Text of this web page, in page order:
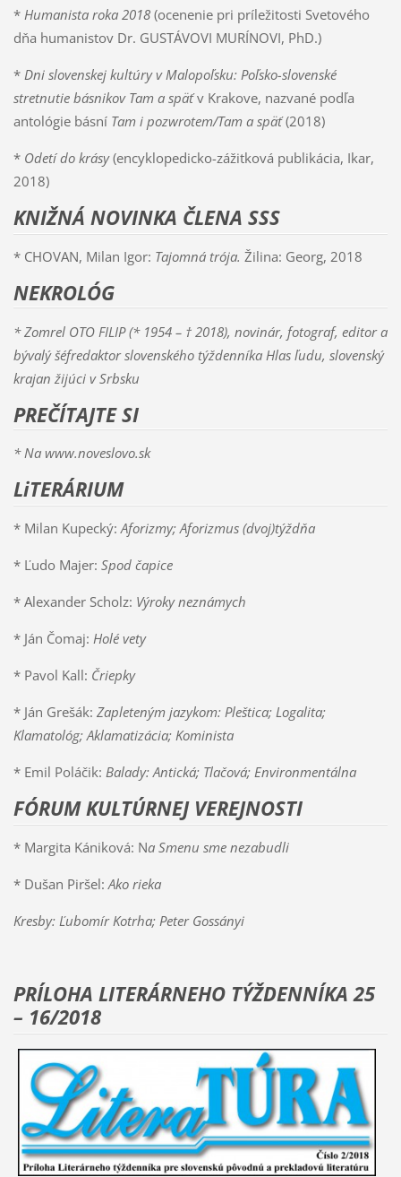
* Humanista roka 2018(ocenenie pri príležitosti Svetového
dňa humanistov Dr. GUSTÁVOVI MURÍNOVI, PhD.)
* Dni slovenskej kultúry v Malopoľsku: Poľsko-slovenské
stretnutie básnikov Tam a späťv Krakove, nazvané podľa
antológie básníTam i pozwrotem/Tam a späť(2018)
* Odetí do krásy(encyklopedicko-zážitková publikácia, Ikar,
2018)
KNIŽNÁ NOVINKA ČLENA SSS
* CHOVAN, Milan Igor: Tajomná trója. Žilina: Georg, 2018
NEKROLÓG
* Zomrel OTO FILIP (* 1954 – † 2018), novinár, fotograf, editor a
bývalý šéfredaktor slovenského týždenníka Hlas ľudu, slovenský
krajan žijúci v Srbsku
PREČÍTAJTE SI
* Na www.noveslovo.sk
LiTERÁRIUM
* Milan Kupecký:Aforizmy; Aforizmus (dvoj)týždňa
* Ľudo Majer: Spod čapice
* Alexander Scholz: Výroky neznámych
* Ján Čomaj: Holé vety
* Pavol Kall: Čriepky
* Ján Grešák: Zapleteným jazykom: Pleštica; Logalita;
Klamatológ; Aklamatizácia; Kominista
* Emil Poláčik: Balady: Antická; Tlačová; Environmentálna
FÓRUM KULTÚRNEJ VEREJNOSTI
* Margita Kániková: Na Smenu sme nezabudli
* Dušan Piršel: Ako rieka
Kresby: Ľubomír Kotrha; Peter Gossányi
PRÍLOHA LITERÁRNEHO TÝŽDENNÍKA 25
– 16/2018